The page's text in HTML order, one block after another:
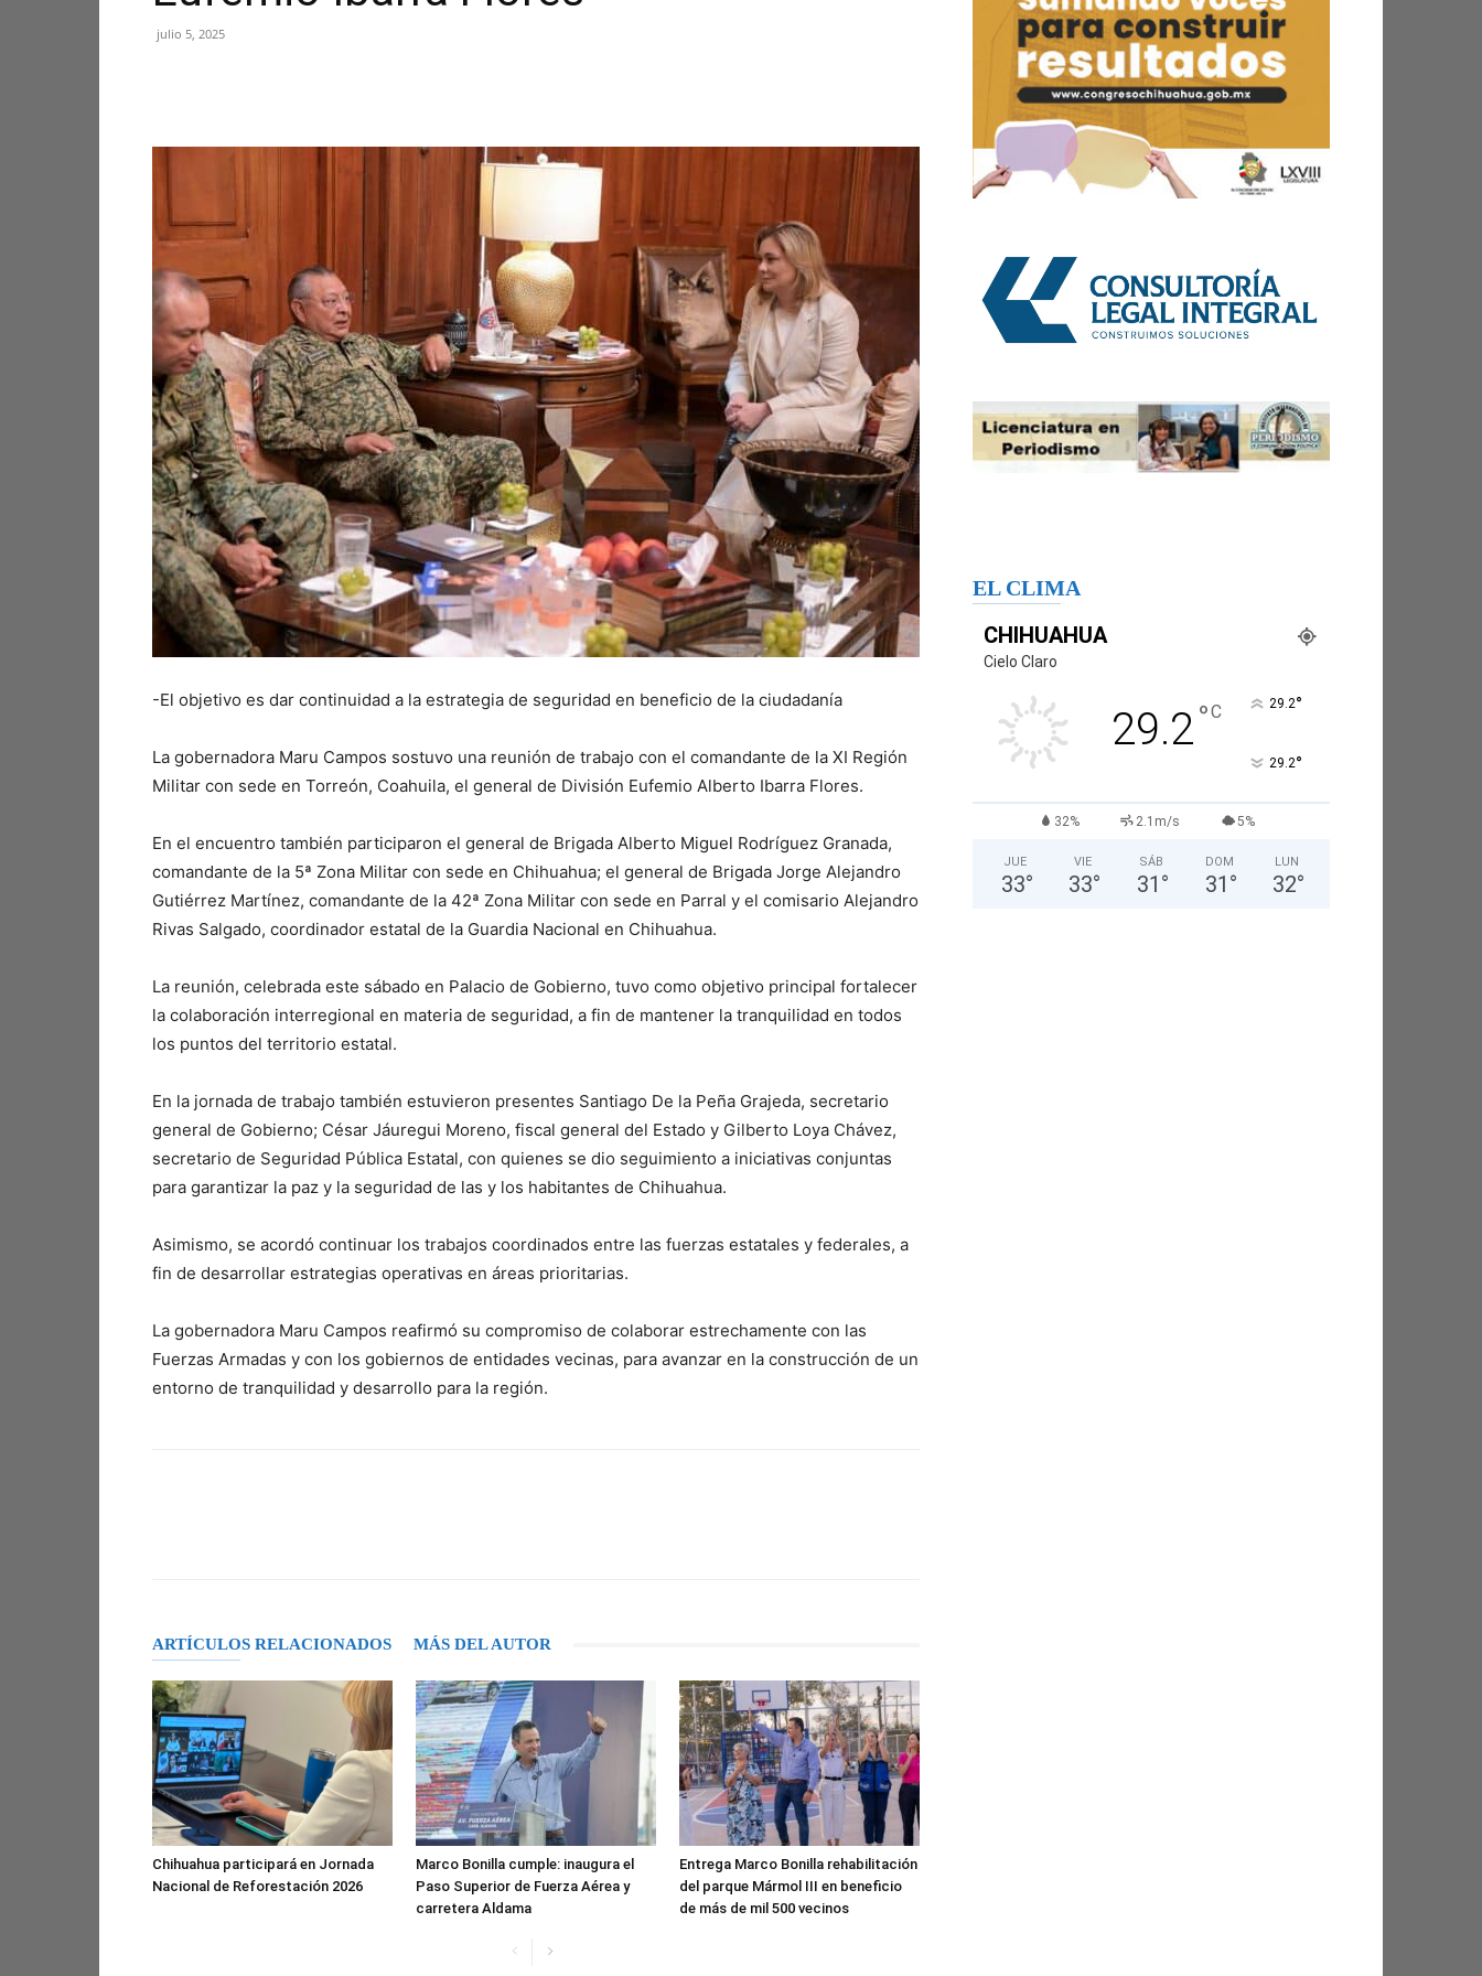
julio 5, 2025
-El objetivo es dar continuidad a la estrategia de seguridad en beneficio de la ciudadanía
La gobernadora Maru Campos sostuvo una reunión de trabajo con el comandante de la XI Región
Militar con sede en Torreón, Coahuila, el general de División Eufemio Alberto Ibarra Flores.
En el encuentro también participaron el general de Brigada Alberto Miguel Rodríguez Granada,
comandante de la 5ª Zona Militar con sede en Chihuahua; el general de Brigada Jorge Alejandro
Gutiérrez Martínez, comandante de la 42ª Zona Militar con sede en Parral y el comisario Alejandro
Rivas Salgado, coordinador estatal de la Guardia Nacional en Chihuahua.
La reunión, celebrada este sábado en Palacio de Gobierno, tuvo como objetivo principal fortalecer
la colaboración interregional en materia de seguridad, a fin de mantener la tranquilidad en todos
los puntos del territorio estatal.
En la jornada de trabajo también estuvieron presentes Santiago De la Peña Grajeda, secretario
general de Gobierno; César Jáuregui Moreno, fiscal general del Estado y Gilberto Loya Chávez,
secretario de Seguridad Pública Estatal, con quienes se dio seguimiento a iniciativas conjuntas
para garantizar la paz y la seguridad de las y los habitantes de Chihuahua.
Asimismo, se acordó continuar los trabajos coordinados entre las fuerzas estatales y federales, a
fin de desarrollar estrategias operativas en áreas prioritarias.
La gobernadora Maru Campos reafirmó su compromiso de colaborar estrechamente con las
Fuerzas Armadas y con los gobiernos de entidades vecinas, para avanzar en la construcción de un
entorno de tranquilidad y desarrollo para la región.
ARTÍCULOS RELACIONADOS MÁS DEL AUTOR
Chihuahua participará en Jornada
Nacional de Reforestación 2026
Marco Bonilla cumple: inaugura el
Paso Superior de Fuerza Aérea y
carretera Aldama
Entrega Marco Bonilla rehabilitación
del parque Mármol III en beneficio
de más de mil 500 vecinos
EL CLIMA
CHIHUAHUA
Cielo Claro
29.2°C 29.2°
29.2°
32% 2.1m/s 5%
JUE
33°
VIE
33°
SÁB
31 °
DOM
31 °
LUN
32°